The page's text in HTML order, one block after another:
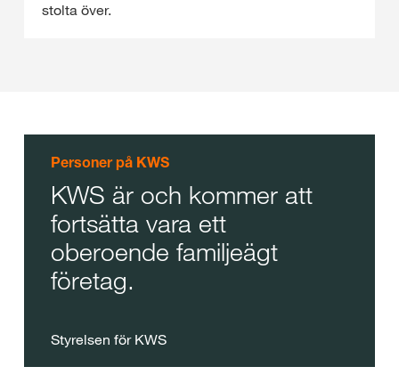
stolta över.
Personer på KWS
KWS är och kommer att
fortsätta vara ett
oberoende familjeägt
företag.
Styrelsen för KWS